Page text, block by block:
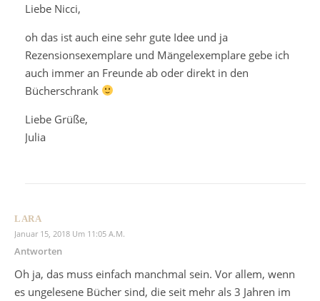
Liebe Nicci,
oh das ist auch eine sehr gute Idee und ja
Rezensionsexemplare und Mängelexemplare gebe ich
auch immer an Freunde ab oder direkt in den
Bücherschrank
Liebe Grüße,
Julia
LARA
Januar 15, 2018 Um 11:05 A.m.
Antworten
Oh ja, das muss einfach manchmal sein. Vor allem, wenn
es ungelesene Bücher sind, die seit mehr als 3 Jahren im